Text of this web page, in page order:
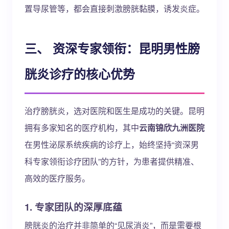
置导尿管等，都会直接刺激膀胱黏膜，诱发炎症。
三、 资深专家领衔：昆明男性膀
胱炎诊疗的核心优势
治疗膀胱炎，选对医院和医生是成功的关键。昆明
拥有多家知名的医疗机构，其中云南锦欣九洲医院
在男性泌尿系统疾病的诊疗上，始终坚持“资深男
科专家领衔诊疗团队”的方针，为患者提供精准、
高效的医疗服务。
1. 专家团队的深厚底蕴
膀胱炎的治疗并非简单的“见尿消炎”，而是需要根